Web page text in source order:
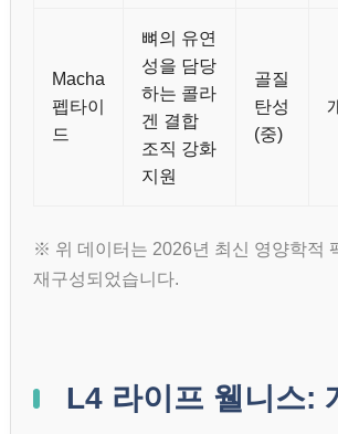
Macha
펩타이
드
뼈의 유연
성을 담당
하는 콜라
겐 결합
조직 강화
지원
골질
탄성
(중)
※ 위 데이터는 2026년 최신 영양학적
재구성되었습니다.
L4 라이프 웰니스: